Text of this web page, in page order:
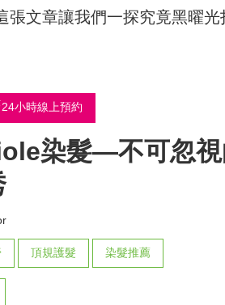
張文章讓我們一探究竟黑曜光
24小時線上預約
染髮—不可忽
頂規護髮 染髮推薦